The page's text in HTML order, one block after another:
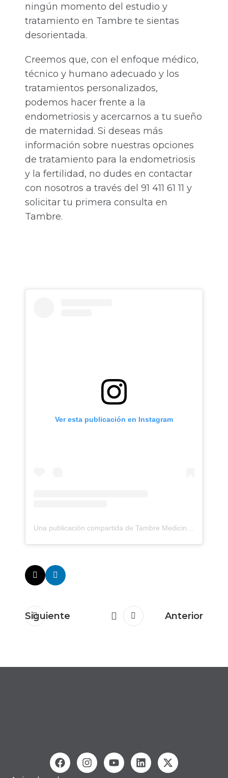
ningún momento del estudio y
tratamiento en Tambre te sientas
desorientada.
Creemos que, con el enfoque médico,
técnico y humano adecuado y los
tratamientos personalizados,
podemos hacer frente a la
endometriosis y acercarnos a tu sueño
de maternidad. Si deseas más
información sobre nuestras opciones
de tratamiento para la endometriosis
y la fertilidad, no dudes en contactar
con nosotros a través del 91 411 61 11 y
solicitar tu primera consulta en
Tambre.
Ver esta publicación en Instagram
Siguiente Anterior